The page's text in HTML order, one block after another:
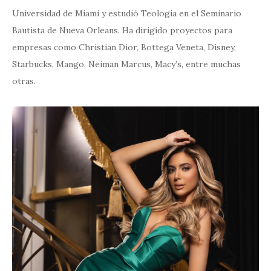
Universidad de Miami y estudió Teología en el Seminario
Bautista de Nueva Orleans. Ha dirigido proyectos para
empresas como Christian Dior, Bottega Veneta, Disney,
Starbucks, Mango, Neiman Marcus, Macy’s, entre muchas
otras.